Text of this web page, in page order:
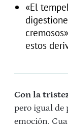
«El
estos
Con la
pero igual de
emoción.